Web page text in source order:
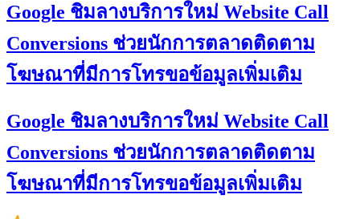
Google ชิมลางบริการใหม่ Website Call
Conversions ช่วยนักการตลาดติดตาม
โฆษณาที่มีการโทรขอข้อมูลเพิ่มเติม
Google ชิมลางบริการใหม่ Website Call
Conversions ช่วยนักการตลาดติดตาม
โฆษณาที่มีการโทรขอข้อมูลเพิ่มเติม